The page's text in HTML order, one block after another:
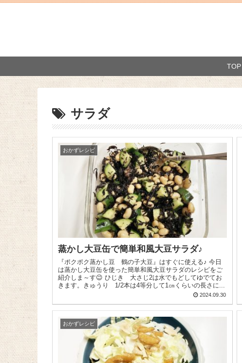
TOP
サラダ
おかずレシピ
蒸かし大豆缶で簡単和風大豆サラダ♪
『ポクポク蒸かし豆 鶴の子大豆』はすぐに使える♪ 今日
は蒸かし大豆缶を使った簡単和風大豆サラダのレシピをご
紹介しま～す😉 ひじき 大さじ2は水でもどしてゆでてお
きます。きゅうり 1/2本は4等分して1㎝くらいの長さに...
2024.09.30
おかずレシピ